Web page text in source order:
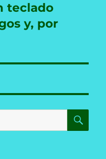
teclado
y, por